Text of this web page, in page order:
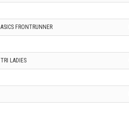
ASICS FRONTRUNNER
TRI LADIES